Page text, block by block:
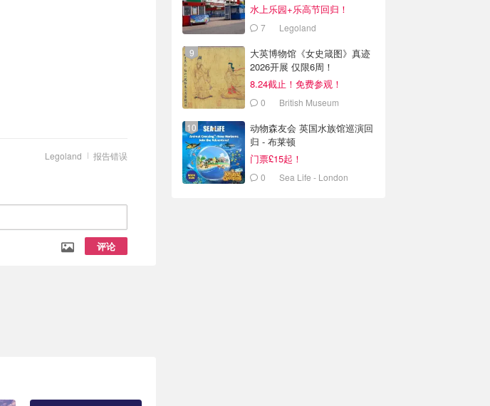
报告错误
Legoland
评论
水上乐园+乐高节回归！
7 Legoland
大英博物馆《女史箴图》真迹
2026开展 仅限6周！
8.24截止！免费参观！
0 British Museum
动物森友会 英国水族馆巡演回
归 - 布莱顿
门票£15起！
0 Sea Life - London